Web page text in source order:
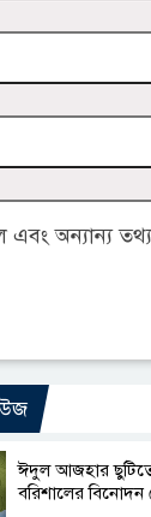
অন্যান্য
ঈদুল আজহার
বরিশালের বিনোদন